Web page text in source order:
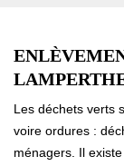
Les déchets verts
voire ordures :
ménagers. Il